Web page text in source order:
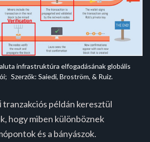
infrastruktúra elfogadásának globális
Szerzők: Saiedi, Broström, & Ruiz.
tranzakciós példán keresztül
hogy miben különböznek
és a bányászok.